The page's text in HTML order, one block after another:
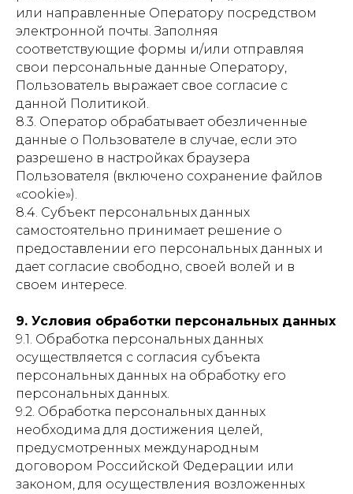
или направленные Оператору посредством
электронной почты. Заполняя
соответствующие формы и/или отправляя
свои персональные данные Оператору,
Пользователь выражает свое согласие с
данной Политикой.
8.3. Оператор обрабатывает обезличенные
данные о Пользователе в случае, если это
разрешено в настройках браузера
Пользователя (включено сохранение файлов
«cookie»).
8.4. Субъект персональных данных
самостоятельно принимает решение о
предоставлении его персональных данных и
дает согласие свободно, своей волей и в
своем интересе.
9. Условия обработки персональных данных
9.1. Обработка персональных данных
осуществляется с согласия субъекта
персональных данных на обработку его
персональных данных.
9.2. Обработка персональных данных
необходима для достижения целей,
предусмотренных международным
договором Российской Федерации или
законом, для осуществления возложенных